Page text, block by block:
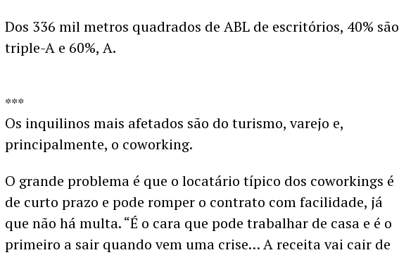
Dos 336 mil metros quadrados de ABL de escritórios, 40% são
triple-A e 60%, A.
***
Os inquilinos mais afetados são do turismo, varejo e,
principalmente, o coworking.
O grande problema é que o locatário típico dos coworkings é
de curto prazo e pode romper o contrato com facilidade, já
que não há multa. “É o cara que pode trabalhar de casa e é o
primeiro a sair quando vem uma crise… A receita vai cair de